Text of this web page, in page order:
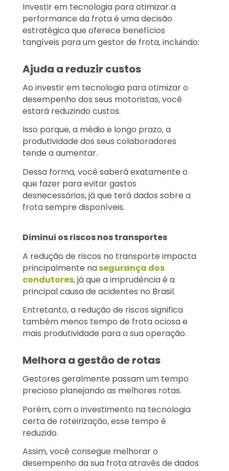
Investir em tecnologia para otimizar a
performance da frota é uma decisão
estratégica que oferece benefícios
tangíveis para um gestor de frota, incluindo:
Ajuda a reduzir custos
Ao investir em tecnologia para otimizar o
desempenho dos seus motoristas, você
estará reduzindo custos.
Isso porque, a médio e longo prazo, a
produtividade dos seus colaboradores
tende a aumentar.
Dessa forma, você saberá exatamente o
que fazer para evitar gastos
desnecessários, já que terá dados sobre a
frota sempre disponíveis.
Diminui os riscos nos transportes
A redução de riscos no transporte impacta
principalmente nasegurança dos
condutores, já que a imprudência é a
principal causa de acidentes no Brasil.
Entretanto, a redução de riscos significa
também menos tempo de frota ociosa e
mais produtividade para a sua operação.
Melhora a gestão de rotas
Gestores geralmente passam um tempo
precioso planejando as melhores rotas.
Porém, com o investimento na tecnologia
certa de roteirização, esse tempo é
reduzido.
Assim, você consegue melhorar o
desempenho da sua frota através de dados